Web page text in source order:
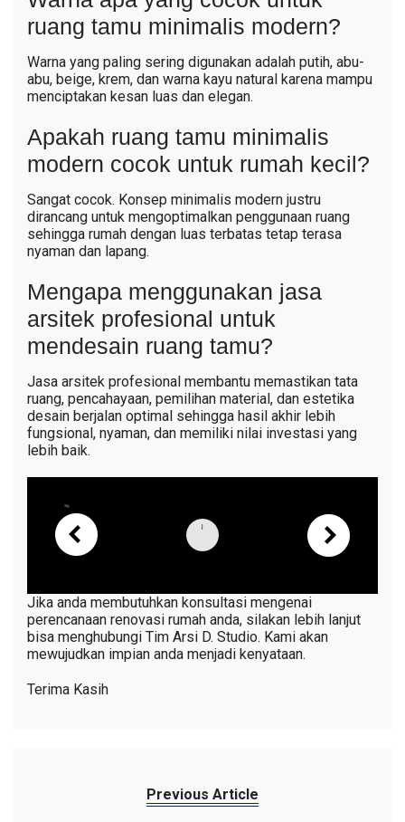
ruang tamu minimalis modern?
Warna yang paling sering digunakan adalah putih, abu-
abu, beige, krem, dan warna kayu natural karena mampu
menciptakan kesan luas dan elegan.
Apakah ruang tamu minimalis
modern cocok untuk rumah kecil?
Sangat cocok. Konsep minimalis modern justru
dirancang untuk mengoptimalkan penggunaan ruang
sehingga rumah dengan luas terbatas tetap terasa
nyaman dan lapang.
Mengapa menggunakan jasa
arsitek profesional untuk
mendesain ruang tamu?
Jasa arsitek profesional membantu memastikan tata
ruang, pencahayaan, pemilihan material, dan estetika
desain berjalan optimal sehingga hasil akhir lebih
fungsional, nyaman, dan memiliki nilai investasi yang
lebih baik.
Jika anda membutuhkan konsultasi mengenai
perencanaan renovasi rumah anda, silakan lebih lanjut
bisa menghubungi Tim Arsi D. Studio. Kami akan
mewujudkan impian anda menjadi kenyataan.
Terima Kasih
Previous Article